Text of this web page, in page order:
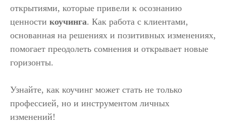
открытиями, которые привели к осознанию
ценности коучинга. Как работа с клиентами,
основанная на решениях и позитивных изменениях,
помогает преодолеть сомнения и открывает новые
горизонты.
Узнайте, как коучинг может стать не только
профессией, но и инструментом личных
изменений!